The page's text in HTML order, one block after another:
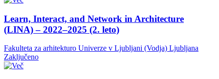
Learn, Interact, and Network in Architecture
(LINA) – 2022–2025 (2. leto)
Fakulteta za arhitekturo Univerze v Ljubljani (Vodja) Ljubljana
Zaključeno